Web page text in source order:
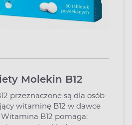
Molekin B12
przeznaczone są dla osób
witaminę B12 w dawce
B12 pomaga: